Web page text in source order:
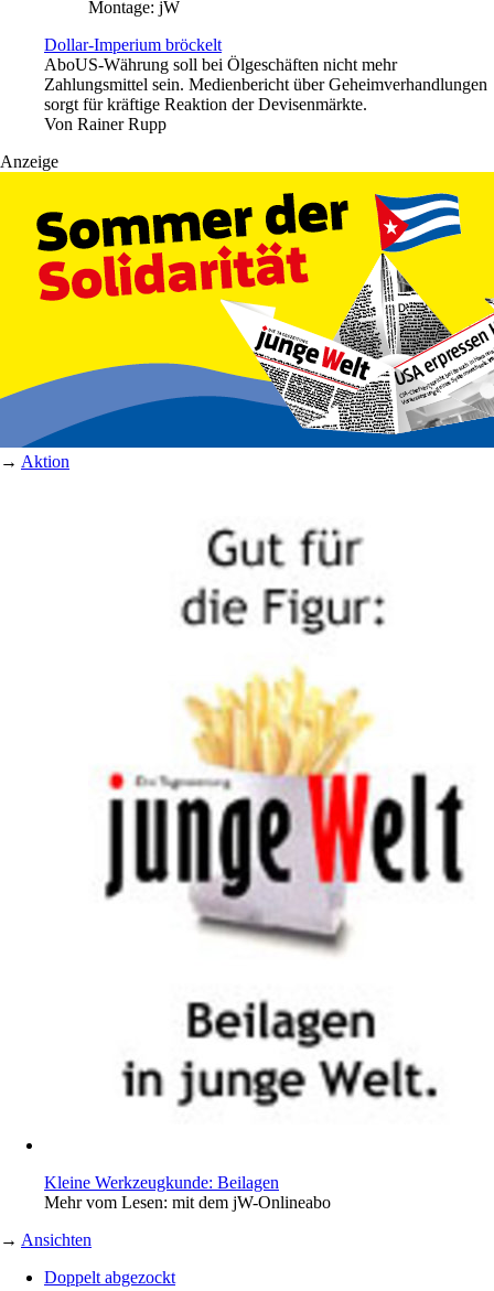
Montage: jW
Dollar-Imperium bröckelt
AboUS-Währung soll bei Ölgeschäften nicht mehr
Zahlungsmittel sein. Medienbericht über Geheimverhandlungen
sorgt für kräftige Reaktion der Devisenmärkte.
Von Rainer Rupp
Anzeige
→ Aktion
Kleine Werkzeugkunde: Beilagen
Mehr vom Lesen: mit dem jW-Onlineabo
→ Ansichten
Doppelt abgezockt